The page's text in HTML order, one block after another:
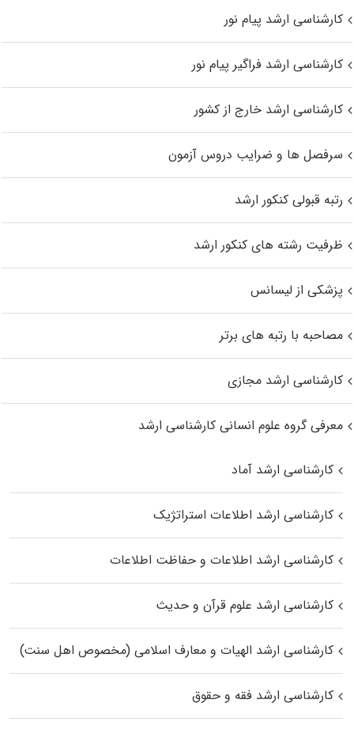
کارشناسی ارشد پیام نور
کارشناسی ارشد فراگیر پیام نور
کارشناسی ارشد خارج از کشور
سرفصل ها و ضرایب دروس آزمون
رتبه قبولی کنکور ارشد
ظرفیت رشته های کنکور ارشد
پزشکی از لیسانس
مصاحبه با رتبه های برتر
کارشناسی ارشد مجازی
معرفی گروه علوم انسانی کارشناسی ارشد
کارشناسی ارشد آماد
کارشناسی ارشد اطلاعات استراتژیک
کارشناسی ارشد اطلاعات و حفاظت اطلاعات
کارشناسی ارشد علوم قرآن و حدیث
کارشناسی ارشد الهیات و معارف اسلامی (مخصوص اهل سنت)
کارشناسی ارشد فقه و حقوق